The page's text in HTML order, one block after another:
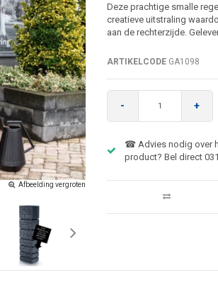
Afbeelding vergroten
Deze prachtige smalle
creatieve uitstraling
aan de rechterzijde.
ARTIKELCODEGA1098
- +
☎ Advies nodig over
product? Bel direct